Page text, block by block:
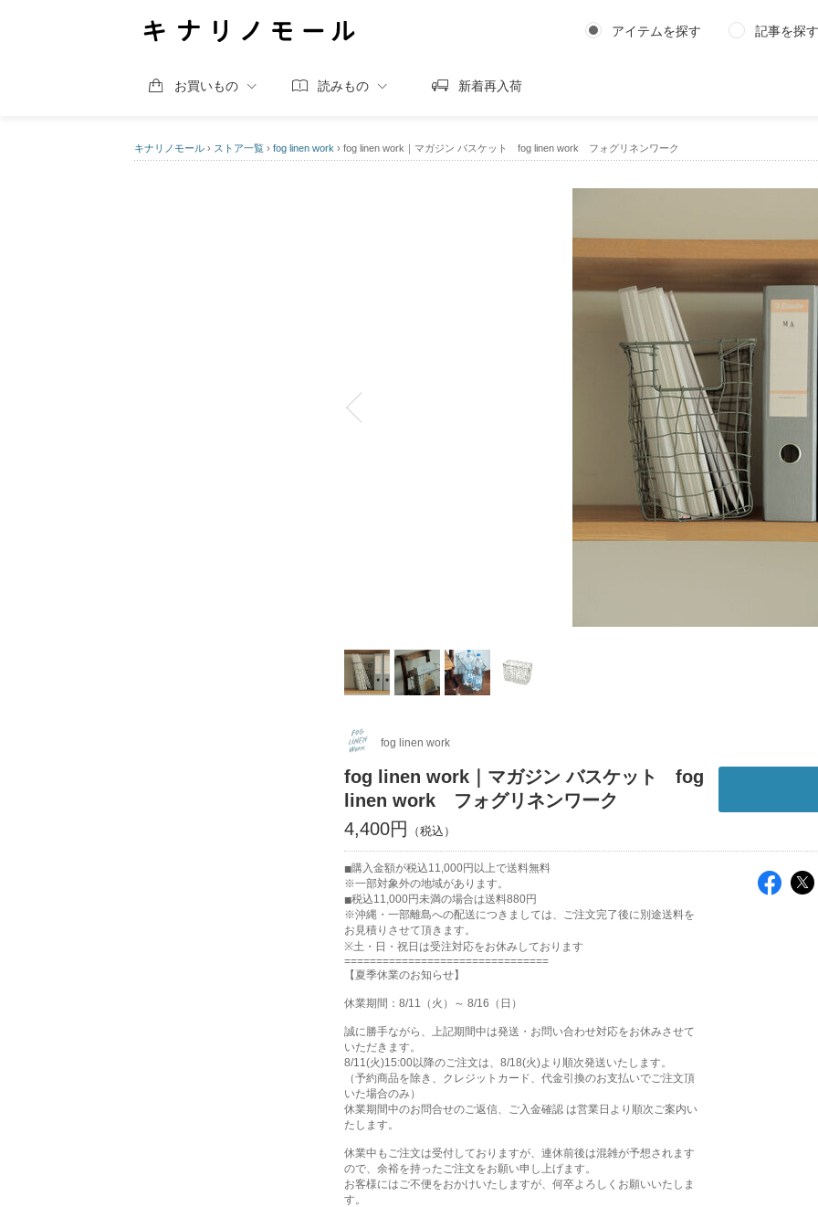
アイテムを探す 記事を探す
お買いもの 読みもの 新着再入荷
キナリノモール › ストア一覧 › fog linen work › fog linen work｜マガジン バスケット fog linen work フォグリネンワーク
fog linen work
fog linen work｜マガジン バスケット fog
linen work フォグリネンワーク
4,400円
購入金額が税込11,000円以上で送料無料
※一部対象外の地域があります。
税込11,000円未満の場合は送料880円
※沖縄・一部離島への配送につきましては、ご注文完了後に別途送料を
お見積りさせて頂きます。
※土・日・祝日は受注対応をお休みしております
================================
【夏季休業のお知らせ】
休業期間：8/11（火）～ 8/16（日）
誠に勝手ながら、上記期間中は発送・お問い合わせ対応をお休みさせて
いただきます。
8/11(火)15:00以降のご注文は、8/18(火)より順次発送いたします。
（予約商品を除き、クレジットカード、代金引換のお支払いでご注文頂
いた場合のみ）
休業期間中のお問合せのご返信、ご入金確認 は営業日より順次ご案内い
たします。
休業中もご注文は受付しておりますが、連休前後は混雑が予想されます
ので、余裕を持ったご注文をお願い申し上げます。
お客様にはご不便をおかけいたしますが、何卒よろしくお願いいたしま
す。